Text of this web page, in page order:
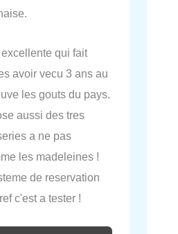
qui fait
avoir vecu 3 ans au
les gouts du pays.
aussi des tres
a ne pas
les madeleines !
de reservation
c'est a tester !